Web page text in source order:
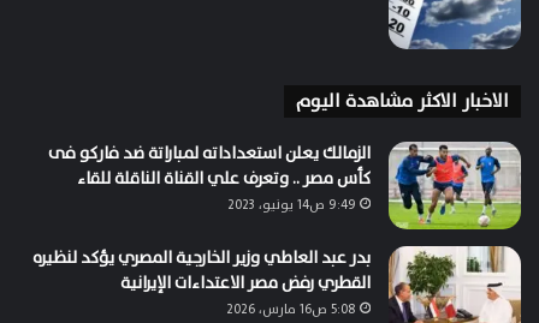
الاخبار الاكثر مشاهدة اليوم
الزمالك يعلن استعداداته لمباراتة ضد فاركو فى
كأس مصر .. وتعرف علي القناة الناقلة للقاء
9:49 ص14 يونيو، 2023
بدر عبد العاطي وزير الخارجية المصري يؤكد لنظيره
القطري رفض مصر الاعتداءات الإيرانية
5:08 ص16 مارس، 2026